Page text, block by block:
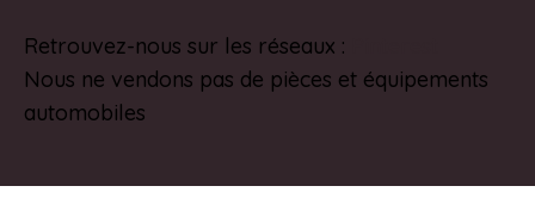
Retrouvez-nous sur les réseaux :
Nous ne vendons pas de pièces et équipements
automobiles